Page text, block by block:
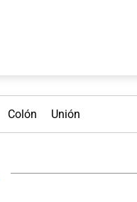
Colón Unión